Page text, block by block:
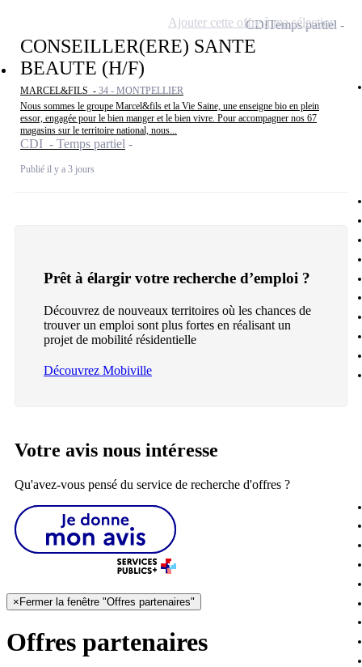
CONSEILLER(ERE) SANTE
BEAUTE (H/F)
MARCEL&FILS - 34 - MONTPELLIER
Nous sommes le groupe Marcel&fils et la Vie Saine, une enseigne bio en plein
essor, engagée pour le bien manger et le bien vivre. Pour accompagner nos 67
magasins sur le territoire national, nous...
CDI - Temps partiel
Publié il y a 3 jours
CDITemps partiel
Ajouter cette offre à ma sélection
Prêt à élargir votre recherche d’emploi ?
Découvrez de nouveaux territoires où les chances de
trouver un emploi sont plus fortes en réalisant un
projet de mobilité résidentielle
Découvrez Mobiville
Votre avis nous intéresse
Qu'avez-vous pensé du service de recherche d'offres ?
× Fermer la fenêtre "Offres partenaires"
Offres partenaires